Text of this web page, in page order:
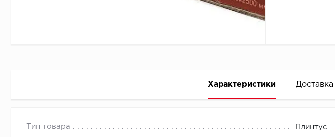
Характеристики Доставка
Тип товара Плинтус